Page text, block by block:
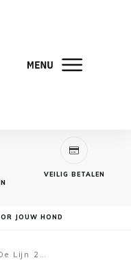
VEILIG BETALEN
JOUW HOND
Uitvallen Aan De Lijn 2 termijnen | Bonuspakket